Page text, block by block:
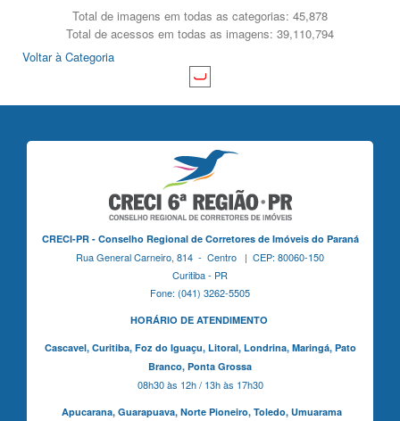
Total de imagens em todas as categorias: 45,878
Total de acessos em todas as imagens: 39,110,794
Voltar à Categoria
CRECI-PR - Conselho Regional de Corretores de Imóveis do Paraná
Rua General Carneiro, 814 - Centro | CEP: 80060-150
Curitiba - PR
Fone: (041) 3262-5505
HORÁRIO DE ATENDIMENTO
Cascavel, Curitiba,Foz do Iguaçu, Litoral, Londrina, Maringá, Pato
Branco, Ponta Grossa
08h30 às 12h / 13h às 17h30
Apucarana, Guarapuava, Norte Pioneiro, Toledo, Umuarama